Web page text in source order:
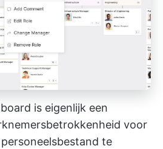
is eigenlijk een
voor
personeelsbestand te